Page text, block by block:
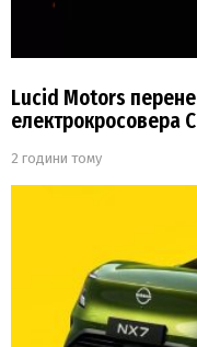
Lucid Motors
електрокросовера
2 години тому